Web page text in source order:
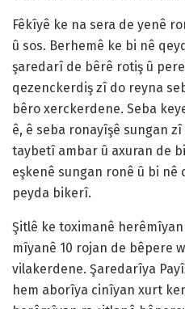
Fêkîyê ke na sera de yenê
û sos. Berhemê ke bi nê
şaredarî de bêrê rotiş û
qezenckerdiş zî do reyna
bêro xerckerdene. Seba
ê, ê seba ronayîşê sungan
taybetî ambar û axuran de
eşkenê sungan ronê û bi nê
peyda bikerî.
Şitlê ke toximanê
mîyanê 10 rojan de bêpere
vilakerdene. Şaredarîya
hem aborîya cinîyan xurt